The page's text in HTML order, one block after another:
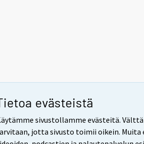
evästeistä
sivustollamme evästeitä.
jotta sivusto toimii oikein. Muita